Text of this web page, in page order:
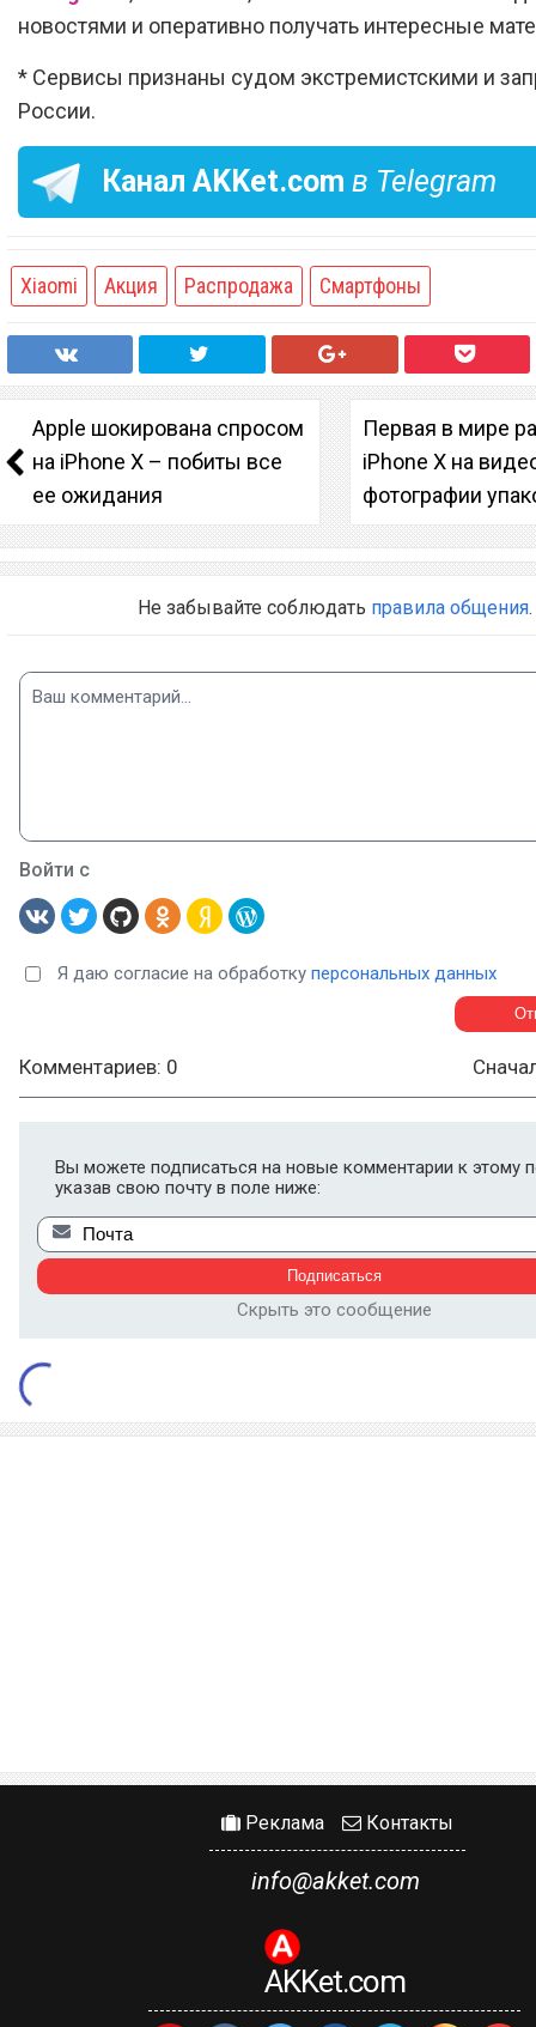
новостями и оперативно получать интересные
* Сервисы признаны судом экстремистскими и
России.
Канал AKKet.com в Telegram
Xiaomi Акция Распродажа Смартфоны
Apple шокирована спросом
на iPhone X – побиты все
ее ожидания
Первая в мире
iPhone X на
фотографии
Не забывайте соблюдать правила общения.
Войти с
Я даю согласие на обработку персональных данных
Комментариев: 0
Вы можете подписаться на новые комментарии к этому
указав свою почту в поле ниже:
Скрыть это сообщение
Реклама Контакты
info@akket.com
AKKet.com